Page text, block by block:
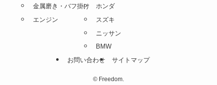
金属磨き・バフ掛け
エンジン
ホンダ
スズキ
ニッサン
BMW
お問い合わせ サイトマップ
© Freedom.